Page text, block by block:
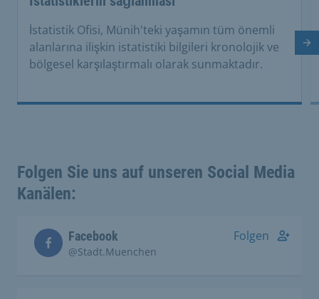
İstatistik Ofisi, Münih'teki yaşamın tüm önemli
alanlarına ilişkin istatistiki bilgileri kronolojik ve
bölgesel karşılaştırmalı olarak sunmaktadır.
Folgen Sie uns auf unseren Social Media
Kanälen:
Facebook
@Stadt.Muenchen
Folgen